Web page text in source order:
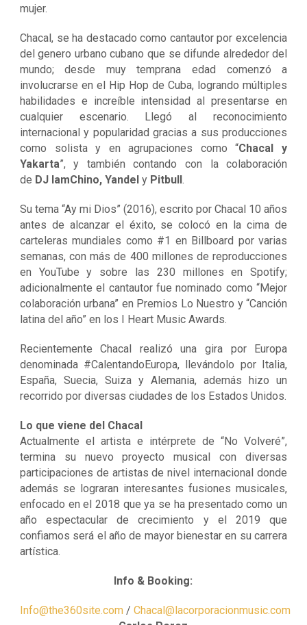
mujer.
Chacal, se ha destacado como cantautor por excelencia
del genero urbano cubano que se difunde alrededor del
mundo; desde muy temprana edad comenzó a
involucrarse en el Hip Hop de Cuba, logrando múltiples
habilidades e increíble intensidad al presentarse en
cualquier escenario. Llegó al reconocimiento
internacional y popularidad gracias a sus producciones
como solista y en agrupaciones como “Chacal y
Yakarta”, y también contando con la colaboración
de DJ IamChino, Yandely Pitbull.
Su tema “Ay mi Dios” (2016), escrito por Chacal 10 años
antes de alcanzar el éxito, se colocó en la cima de
carteleras mundiales como #1 en Billboard por varias
semanas, con más de 400 millones de reproducciones
en YouTube y sobre las 230 millones en Spotify;
adicionalmente el cantautor fue nominado como “Mejor
colaboración urbana” en Premios Lo Nuestro y “Canción
latina del año” en los I Heart Music Awards.
Recientemente Chacal realizó una gira por Europa
denominada #CalentandoEuropa, llevándolo por Italia,
España, Suecia, Suiza y Alemania, además hizo un
recorrido por diversas ciudades de los Estados Unidos.
Lo que viene del Chacal
Actualmente el artista e intérprete de “No Volveré”,
termina su nuevo proyecto musical con diversas
participaciones de artistas de nivel internacional donde
además se lograran interesantes fusiones musicales,
enfocado en el 2018 que ya se ha presentado como un
año espectacular de crecimiento y el 2019 que
confiamos será el año de mayor bienestar en su carrera
artística.
Info & Booking:
Info@the360site.com/ Chacal@lacorporacionmusic.com